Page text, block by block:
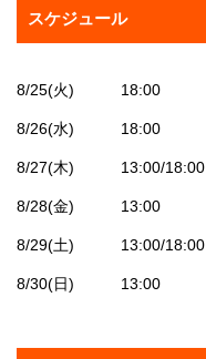
スケジュール
8/25(火) 18:00
8/26(水) 18:00
8/27(木) 13:00/18:00
8/28(金) 13:00
8/29(土) 13:00/18:00
8/30(日) 13:00